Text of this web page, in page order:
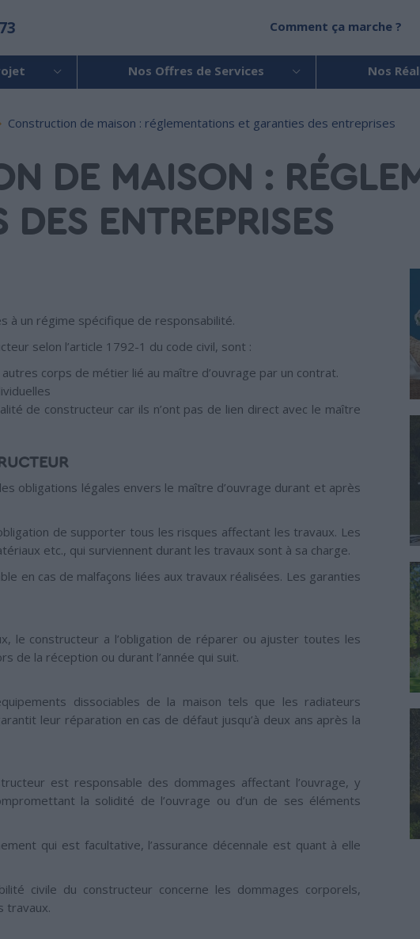
Comment ça marche ?
Nos Offres de Services Nos
Construction de maison : réglementations et garanties des entreprises
DE MAISON :
ENTREPRISES
à un régime spécifique de responsabilité.
selon l’article 1792-1 du code civil, sont :
corps de métier lié au maître d’ouvrage par un contrat.
de constructeur car ils n’ont pas de lien direct avec le maître
obligations légales envers le maître d’ouvrage durant et après
de supporter tous les risques affectant les travaux. Les
etc., qui surviennent durant les travaux sont à sa charge.
en cas de malfaçons liées aux travaux réalisées. Les garanties
le constructeur a l’obligation de réparer ou ajuster toutes les
de la réception ou durant l’année qui suit.
dissociables de la maison tels que les radiateurs
leur réparation en cas de défaut jusqu’à deux ans après la
est responsable des dommages affectant l’ouvrage, y
la solidité de l’ouvrage ou d’un de ses éléments
qui est facultative, l’assurance décennale est quant à elle
civile du constructeur concerne les dommages corporels,
travaux.